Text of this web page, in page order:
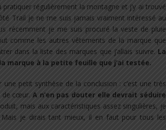
régulièrement la montagne et j’y ai trouvé
Trail je ne me suis jamais vraiment intéressé au
récemment je me suis procuré la veste de pluie
comme les autres vêtements de la marque que
dans la liste des marques que j’allais suivre. La
marque à la petite feuille que j’ai testée.
petit synthèse de la conclusion : c’est une très
de cœur. A n’en pas douter elle devrait séduire
mais aux caractéristiques assez singulières, je
je dirais tant mieux, il en faut pour tous les